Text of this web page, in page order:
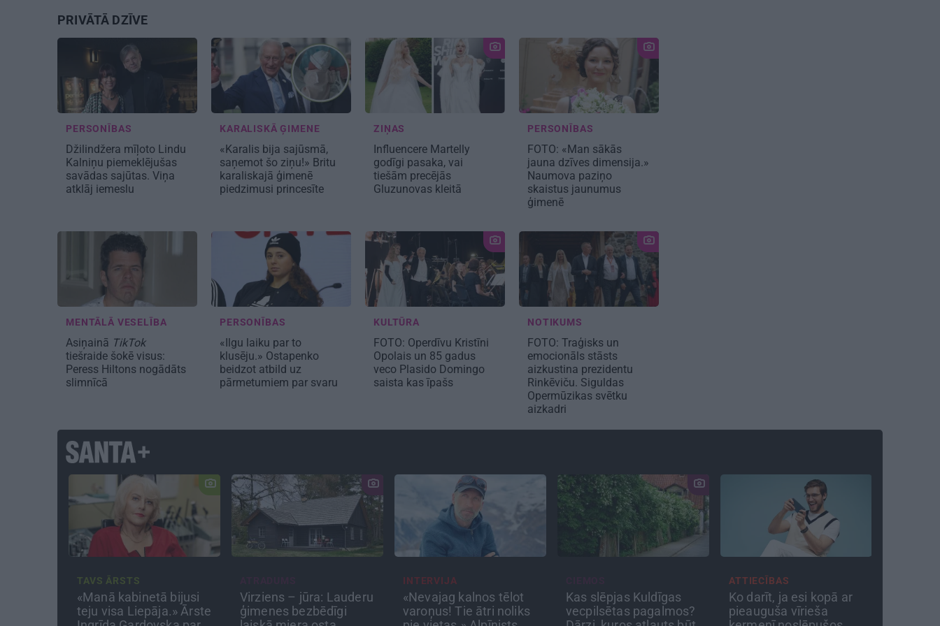
PRIVĀTĀ DZĪVE
PERSONĪBAS
Džilindžera mīļoto Lindu
Kalniņu piemeklējušas
savādas sajūtas. Viņa
atklāj iemeslu
KARALISKĀ ĢIMENE
«Karalis bija sajūsmā,
saņemot šo ziņu!» Britu
karaliskajā ģimenē
piedzimusi princesīte
ZIŅAS
Influencere Martelly
godīgi pasaka, vai
tiešām precējās
Gluzunovas kleitā
PERSONĪBAS
FOTO: «Man sākās
jauna dzīves dimensija.»
Naumova paziņo
skaistus jaunumus
ģimenē
MENTĀLĀ VESELĪBA
Asiņainā TikTok
tiešraide šokē visus:
Peress Hiltons nogādāts
slimnīcā
PERSONĪBAS
«Ilgu laiku par to
klusēju.» Ostapenko
beidzot atbild uz
pārmetumiem par svaru
KULTŪRA
FOTO: Operdīvu Kristīni
Opolais un 85 gadus
veco Plasido Domingo
saista kas īpašs
NOTIKUMS
FOTO: Traģisks un
emocionāls stāsts
aizkustina prezidentu
Rinkēviču. Siguldas
Opermūzikas svētku
aizkadri
TAVS ĀRSTS
«Manā kabinetā bijusi
teju visa Liepāja.» Ārste
Virziens – jūra: Lauderu
ģimenes bezbēdīgi
INTERVIJA
«Nevajag kalnos tēlot
varoņus! Tie ātri noliks
Kas slēpjas Kuldīgas
vecpilsētas pagalmos?
ATTIECĪBAS
Ko darīt, ja esi kopā ar
pieauguša vīrieša